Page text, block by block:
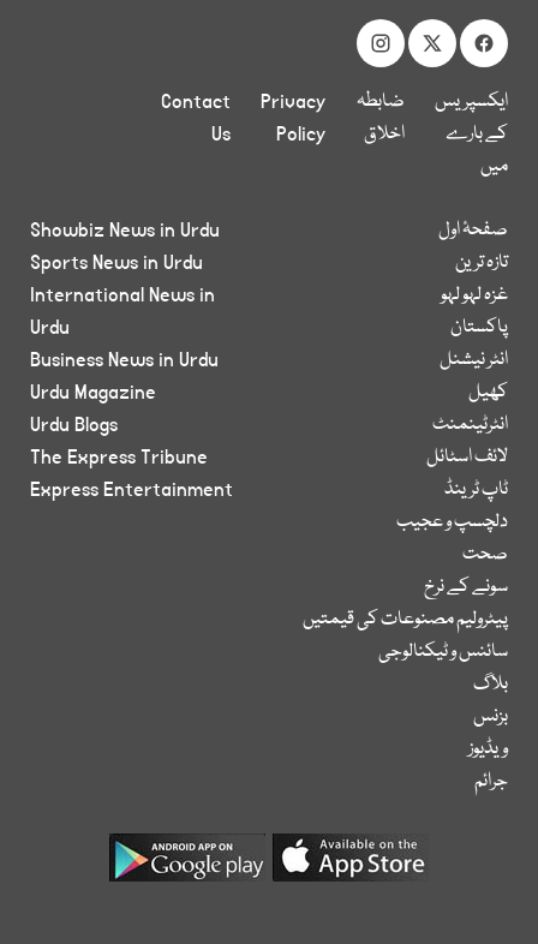
ایکسپریس
کے بارے
میں
ضابطہ
اخلاق
Privacy
Policy
Contact
Us
صفحۂ اول
تازہ ترین
غزہ لہو لہو
پاکستان
انٹر نیشنل
کھیل
انٹرٹینمنٹ
لائف اسٹائل
ٹاپ ٹرینڈ
دلچسپ و عجیب
صحت
سونے کے نرخ
پیٹرولیم مصنوعات کی قیمتیں
سائنس و ٹیکنالوجی
بلاگ
بزنس
ویڈیوز
جرائم
Showbiz News in Urdu
Sports News in Urdu
International News in
Urdu
Business News in Urdu
Urdu Magazine
Urdu Blogs
The Express Tribune
Express Entertainment